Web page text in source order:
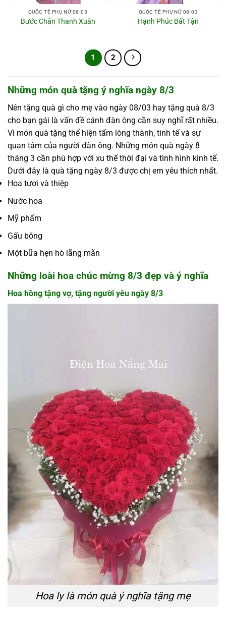
QUỐC TẾ PHỤ NỮ 08-03
Bước Chân Thanh Xuân
QUỐC TẾ PHỤ NỮ 08-03
Hạnh Phúc Bất Tận
1 2
Những món quà tặng ý nghĩa ngày 8/3
Nên tặng quà gì cho mẹ vào ngày 08/03 hay tặng quà 8/3
cho bạn gái là vấn đề cánh đàn ông cần suy nghĩ rất nhiều.
Vì món quà tặng thể hiện tấm lòng thành, tinh tế và sự
quan tâm của người đàn ông. Những món quà ngày 8
tháng 3 cần phù hợp với xu thế thời đại và tình hình kinh tế.
Dưới đây là quà tặng ngày 8/3 được chị em yêu thích nhất.
Hoa tươi và thiệp
Nước hoa
Mỹ phẩm
Gấu bông
Một bữa hẹn hò lãng mãn
Những loài hoa chúc mừng 8/3 đẹp và ý nghĩa
Hoa hồng tặng vợ, tặng người yêu ngày 8/3
Hoa ly là món quà ý nghĩa tặng mẹ